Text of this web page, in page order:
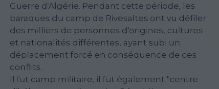
Guerre d'Algérie. Pendant cette période, les
baraques du camp de Rivesaltes ont vu défiler
des milliers de personnes d'origines, cultures
et nationalités différentes, ayant subi un
déplacement forcé en conséquence de ces
conflits.
Il fut camp militaire, il fut également "centre